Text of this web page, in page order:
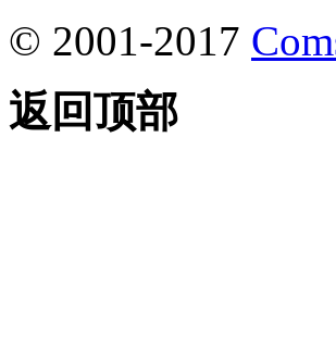
© 2001-2017
返回顶部